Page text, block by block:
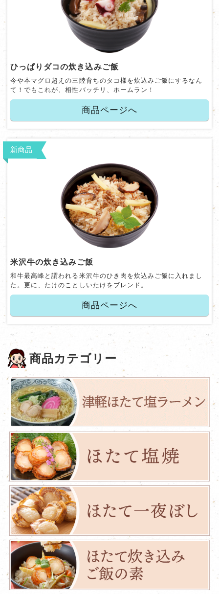
ひっぱりダコの炊き込みご飯
今や本マグロ超えの三陸育ちのタコ様を炊込みご飯にするなん
て！でもこれが、相性バッチリ、ホームラン！
商品ページへ
新商品
米沢牛の炊き込みご飯
和牛最高峰と謂われる米沢牛のひき肉を炊込みご飯に入れまし
た。更に、たけのことしいたけをブレンド。
商品ページへ
商品カテゴリー